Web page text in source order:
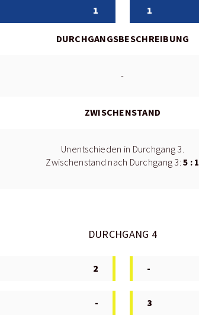
1 1
DURCHGANGSBESCHREIBUNG
-
ZWISCHENSTAND
Unentschieden in Durchgang 3.
Zwischenstand nach Durchgang 3:5 : 1
DURCHGANG 4
2 -
- 3